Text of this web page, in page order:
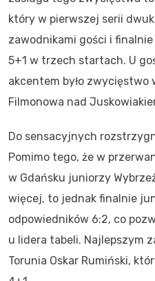
który w pierwszej serii
zawodnikami gości i
5+1 w trzech startach. U
akcentem było
Filmonowa nad
Do sensacyjnych
Pomimo tego, że w
w Gdańsku juniorzy
więcej, to jednak finalnie
odpowiedników 6:2, co
u lidera tabeli. Najlepszym
Torunia Oskar Rumiński,